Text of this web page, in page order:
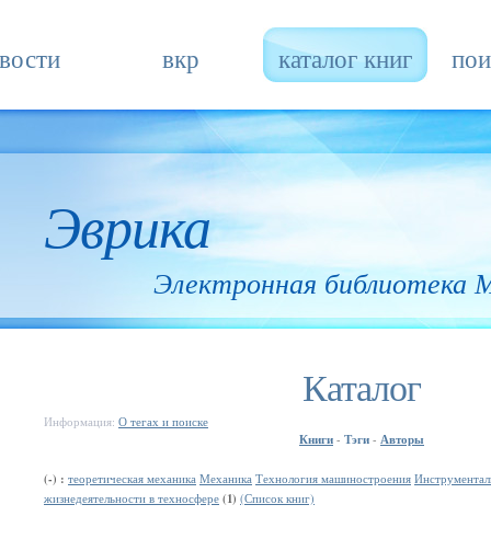
вкр каталог книг
Эврика
Электронная
Каталог
Информация: О тегах и поиске
Книги - Тэги - Авторы
(-) : теоретическая механика Механика Технология машиностроения
жизнедеятельности в техносфере (1) (Список книг)